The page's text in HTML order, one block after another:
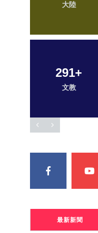
大陸
291+
文教
宗教
496+
社會
最新新聞